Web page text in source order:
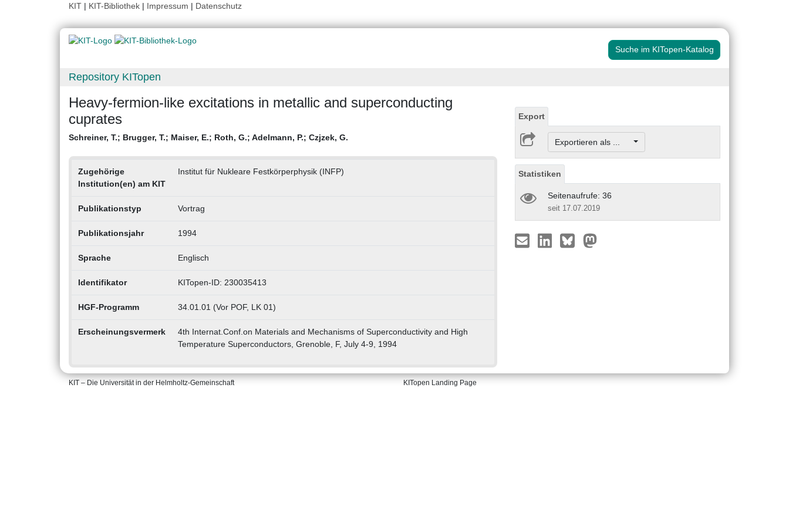
KIT | KIT-Bibliothek | Impressum | Datenschutz
Suche im KITopen-Katalog
Repository KITopen
Heavy-fermion-like excitations in metallic and superconducting
cuprates
Schreiner, T.; Brugger, T.; Maiser, E.; Roth, G.; Adelmann, P.; Czjzek, G.
Zugehörige
Institution(en) am KIT
Institut für Nukleare Festkörperphysik (INFP)
Publikationstyp Vortrag
Publikationsjahr 1994
Sprache Englisch
Identifikator KITopen-ID: 230035413
HGF-Programm 34.01.01 (Vor POF, LK 01)
Erscheinungsvermerk
4th Internat.Conf.on Materials and Mechanisms of Superconductivity and High
Temperature Superconductors, Grenoble, F, July 4-9, 1994
Export
Exportieren als ...
Statistiken
Seitenaufrufe: 36
seit 17.07.2019
KIT – Die Universität in der Helmholtz-Gemeinschaft KITopen Landing Page